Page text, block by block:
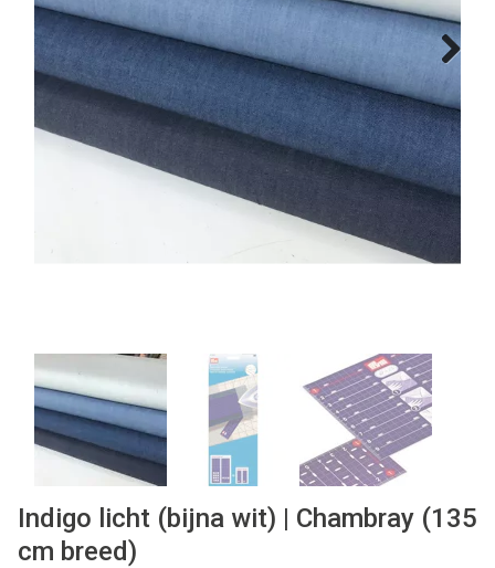
Tips & tricks
Cadeaubon
Next
Indigo licht (bijna wit) | Chambray (135
cm breed)